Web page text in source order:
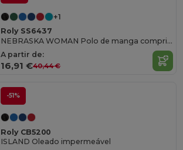
+1
Roly SS6437
NEBRASKA WOMAN Polo de manga comprida em padrão vigoré
A partir de:
16,91 €40,44 €
-51%
Roly CB5200
ISLAND Oleado impermeável